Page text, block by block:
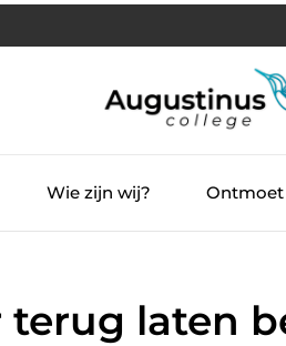
Wie zijn wij?
terug laten